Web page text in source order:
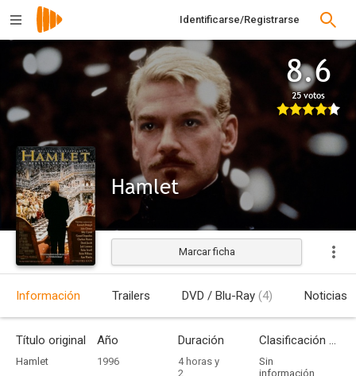
Identificarse/Registrarse
8.6
25 votos
Hamlet
Estrenada
Marcar ficha
Información Trailers DVD / Blu-Ray (4) Noticias
Título original
Hamlet
Año
1996
Duración
4 horas y
2
Clasificación por edades
Sin
información